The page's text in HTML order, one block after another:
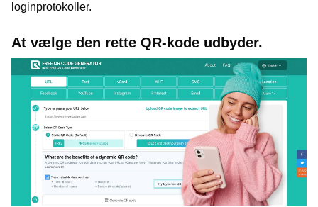
loginprotokoller.
At vælge den rette QR-kode udbyder.